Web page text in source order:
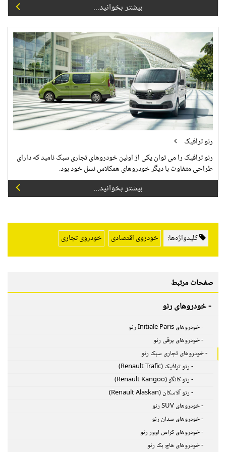
بیشتر بخوانید...
رنو ترافیک
رنو ترافیک را می توان یکی از اولین خودروهای تجاری سبک نامید که دارای
طراحی متفاوت با دیگر خودروهای همکلاس نسل خود بود.
بیشتر بخوانید...
کلیدواژه‌ها: خودروی اقتصادی خودروی تجاری
صفحات مرتبط
- خودروهای رنو
- خودروهای Initiale Paris رنو
- خودروهای برقی رنو
- خودروهای تجاری سبک رنو
- رنو ترافیک (Renault Trafic)
- رنو کانگو (Renault Kangoo)
- رنو آلاسکان (Renault Alaskan)
- خودروهای SUV رنو
- خودروهای سدان رنو
- خودروهای کراس اوور رنو
- خودروهای هاچ بک رنو